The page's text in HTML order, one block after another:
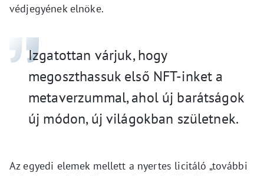
védjegyének elnöke.
Izgatottan várjuk, hogy
megoszthassuk első NFT-inket a
metaverzummal, ahol új barátságok
új módon, új világokban születnek.
Az egyedi elemek mellett a nyertes licitáló „további